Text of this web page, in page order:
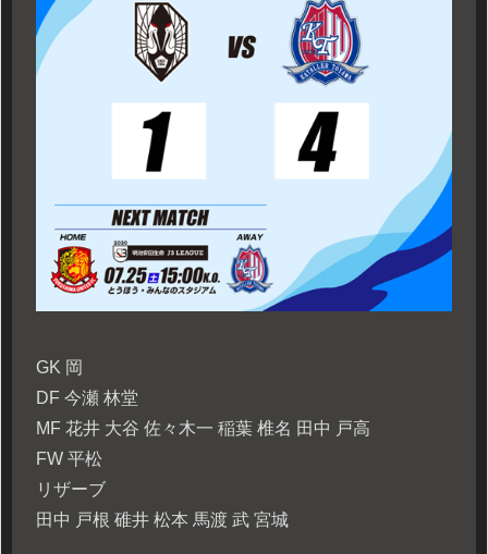
GK 岡
DF 今瀬 林堂
MF 花井 大谷 佐々木一 稲葉 椎名 田中 戸高
FW 平松
リザーブ
田中 戸根 碓井 松本 馬渡 武 宮城